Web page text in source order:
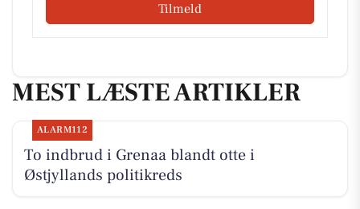
Tilmeld
MEST LÆSTE ARTIKLER
ALARM112
To indbrud i Grenaa blandt otte i
Østjyllands politikreds